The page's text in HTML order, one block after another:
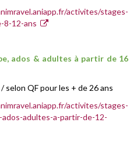
activites/stages-
8-12-ans
ados & adultes à partir de 16
selon QF pour les + de 26 ans
activites/stages-
adultes-a-partir-de-12-